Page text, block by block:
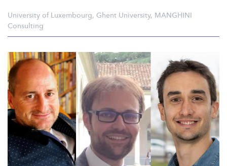
University of Luxembourg, Ghent University, MANGHINI
Consulting